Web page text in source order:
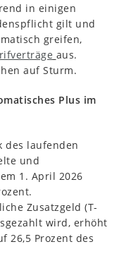
in einigen
gilt und
greifen,
aus.
auf Sturm.
Plus im
des laufenden
und
1. April 2026
Zusatzgeld (T-
wird, erhöht
26,5 Prozent des